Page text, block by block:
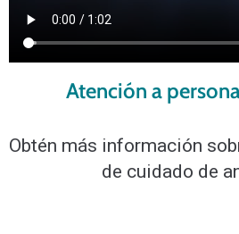
Atención a
Obtén más información
de cuidado de